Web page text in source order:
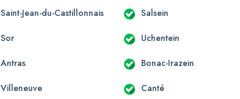
Saint-Jean-du-Castillonnais Salsein
Sor Uchentein
Antras Bonac-Irazein
Villeneuve Canté